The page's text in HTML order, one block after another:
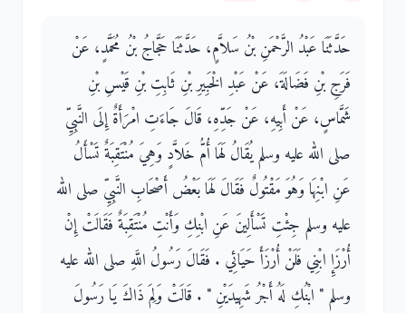
حَدَّثَنَا عَبْدُ الرَّحْمَنِ بْنُ سَلاَّمٍ، حَدَّثَنَا حَجَّاجُ بْنُ مُحَمَّدٍ، عَنْ
فَرَجِ بْنِ فَضَالَةَ، عَنْ عَبْدِ الْخَبِيرِ بْنِ ثَابِتِ بْنِ قَيْسِ بْنِ
شَمَّاسٍ، عَنْ أَبِيهِ، عَنْ جَدِّهِ، قَالَ جَاءَتِ امْرَأَةٌ إِلَى النَّبِيِّ
صلى الله عليه وسلم يُقَالُ لَهَا أُمُّ خَلاَّدٍ وَهِيَ مُنْتَقِبَةٌ تَسْأَلُ
عَنِ ابْنِهَا وَهُوَ مَقْتُولٌ فَقَالَ لَهَا بَعْضُ أَصْحَابِ النَّبِيِّ صلى الله
عليه وسلم جِئْتِ تَسْأَلِينَ عَنِ ابْنِكِ وَأَنْتِ مُنْتَقِبَةٌ فَقَالَتْ إِنْ
أُرْزَإِ ابْنِي فَلَنْ أُرْزَأَ حَيَائِي ‏.‏ فَقَالَ رَسُولُ اللَّهِ صلى الله عليه
وسلم ‏"‏ ابْنُكِ لَهُ أَجْرُ شَهِيدَيْنِ ‏"‏ ‏.‏ قَالَتْ وَلِمَ ذَاكَ يَا رَسُولَ